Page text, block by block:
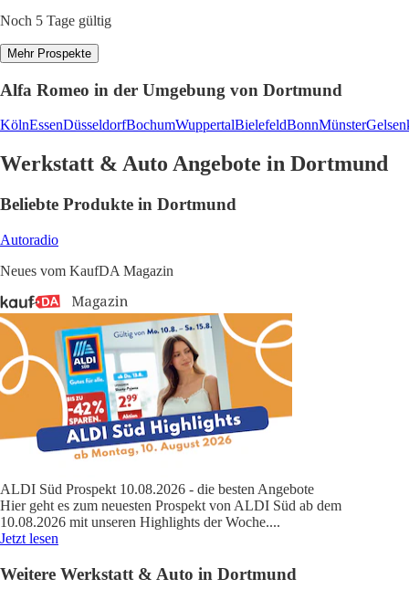
Noch 5 Tage gültig
Mehr Prospekte
Alfa Romeo in der Umgebung von Dortmund
KölnEssenDüsseldorfBochumWuppertalBielefeldBonnMünster
Werkstatt & Auto Angebote in Dortmund
Beliebte Produkte in Dortmund
Autoradio
Neues vom KaufDA Magazin
ALDI Süd Prospekt 10.08.2026 - die besten Angebote
Hier geht es zum neuesten Prospekt von ALDI Süd ab dem
10.08.2026 mit unseren Highlights der Woche....
Jetzt lesen
Weitere Werkstatt & Auto in Dortmund